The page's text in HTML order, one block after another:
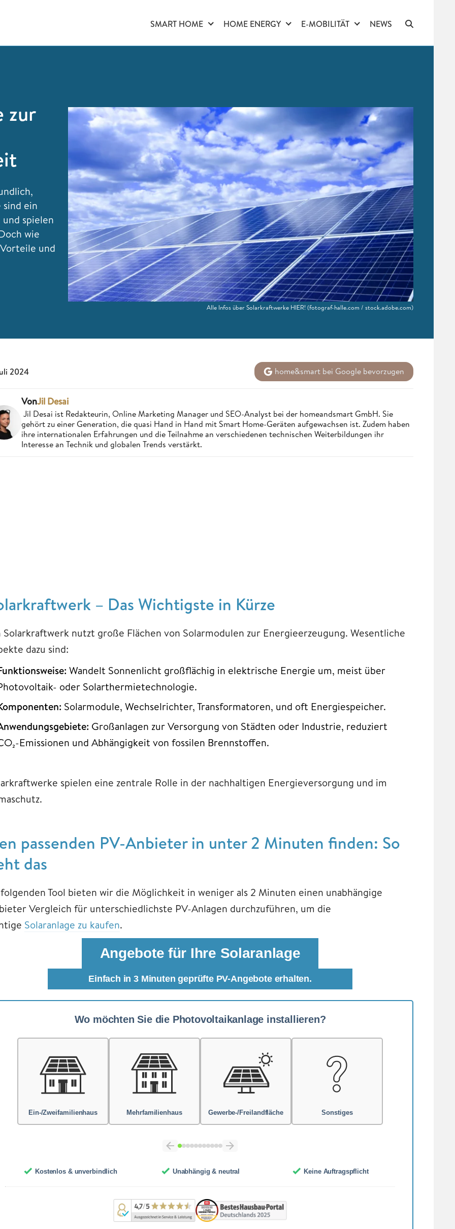
SMART HOME HOME ENERGY E-MOBILITÄT NEWS
zur
sind ein
spielen
wie
und
Alle Infos über Solarkraftwerke HIER!(fotograf-halle.com / stock.adobe.com)
2024 home&smart bei Google bevorzugen
VonJil Desai
Jil Desai ist Redakteurin, Online Marketing Manager und SEO-Analyst bei der homeandsmart GmbH. Sie
gehört zu einer Generation, die quasi Hand in Hand mit Smart Home-Geräten aufgewachsen ist. Zudem haben
ihre internationalen Erfahrungen und die Teilnahme an verschiedenen technischen Weiterbildungen ihr
Interesse an Technik und globalen Trends verstärkt.
– Das Wichtigste in Kürze
Solarkraftwerk nutzt große Flächen von Solarmodulen zur Energieerzeugung. Wesentliche
dazu sind:
Wandelt Sonnenlicht großflächig in elektrische Energie um, meist über
oder Solarthermietechnologie.
Solarmodule, Wechselrichter, Transformatoren, und oft Energiespeicher.
Großanlagen zur Versorgung von Städten oder Industrie, reduziert
Emissionen und Abhängigkeit von fossilen Brennstoffen.
spielen eine zentrale Rolle in der nachhaltigen Energieversorgung und im
passenden PV-Anbieter in unter 2 Minuten finden: So
das
Tool bieten wir die Möglichkeit in weniger als 2 Minuten einen unabhängige
Vergleich für unterschiedlichste PV-Anlagen durchzuführen, um die
Solaranlage zu kaufen.